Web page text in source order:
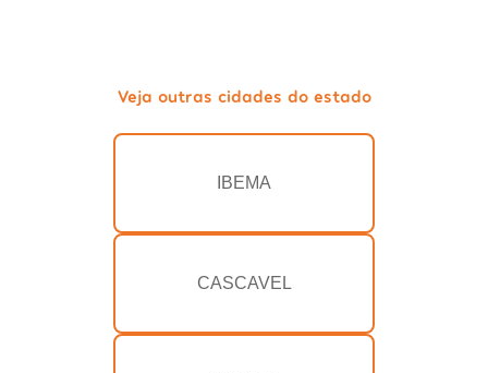
Veja outras cidades do estado
IBEMA
CASCAVEL